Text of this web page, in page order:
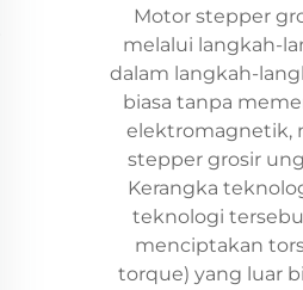
Motor stepper
melalui langkah-
dalam langkah-
biasa tanpa
elektromagnetik,
stepper grosir
Kerangka
teknologi
menciptakan
torque) yang luar